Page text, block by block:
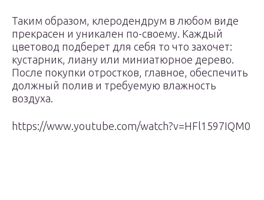
Таким образом, клеродендрум в любом виде
прекрасен и уникален по-своему. Каждый
цветовод подберет для себя то что захочет:
кустарник, лиану или миниатюрное дерево.
После покупки отростков, главное, обеспечить
должный полив и требуемую влажность
воздуха.
https://www.youtube.com/watch?v=HFl1597IQM0